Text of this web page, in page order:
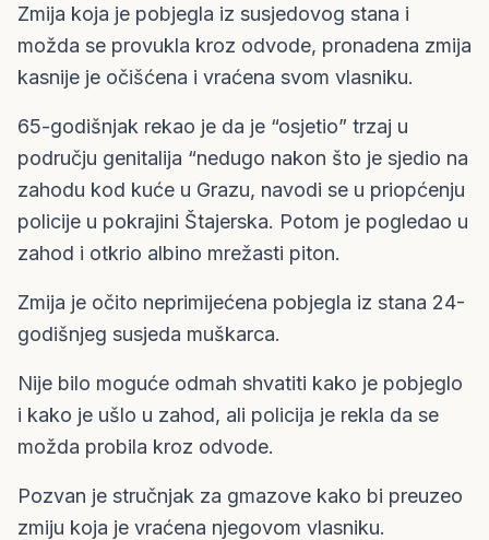
Zmija koja je pobjegla iz susjedovog stana i
možda se provukla kroz odvode, pronadena zmija
kasnije je očišćena i vraćena svom vlasniku.
65-godišnjak rekao je da je “osjetio” trzaj u
području genitalija “nedugo nakon što je sjedio na
zahodu kod kuće u Grazu, navodi se u priopćenju
policije u pokrajini Štajerska. Potom je pogledao u
zahod i otkrio albino mrežasti piton.
Zmija je očito neprimijećena pobjegla iz stana 24-
godišnjeg susjeda muškarca.
Nije bilo moguće odmah shvatiti kako je pobjeglo
i kako je ušlo u zahod, ali policija je rekla da se
možda probila kroz odvode.
Pozvan je stručnjak za gmazove kako bi preuzeo
zmiju koja je vraćena njegovom vlasniku.